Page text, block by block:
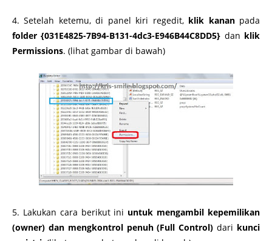
4. Setelah ketemu, di panel kiri regedit,klik kananpada
folder {031E4825-7B94-B131-4dc3-E946B44C8DD5} dan klik
Permissions. (lihat gambar di bawah)
5. Lakukan cara berikut ini untuk mengambil kepemilikan
(owner) dan mengkontrol penuh (Full Control) dari kunci